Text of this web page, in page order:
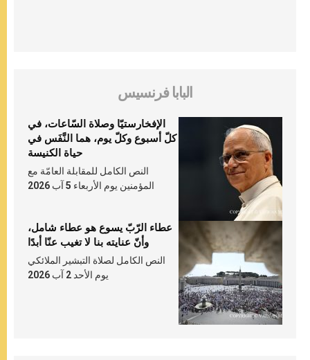
البابا فرنسيس
الإفخارستيّا وصلاة السّاعات، في
كلّ أسبوع وكلّ يوم، هما النَّفَس في
حياة الكنيسة
النص الكامل للمقابلة العامّة مع
المؤمنين يوم الأربعاء 5 آب 2026
عطاء الرّبّ يسوع هو عطاء شامل،
وأنّ عنايته بنا لا تغيب عنّا أبدًا
النص الكامل لصلاة التبشير الملائكي
يوم الأحد 2 آب 2026